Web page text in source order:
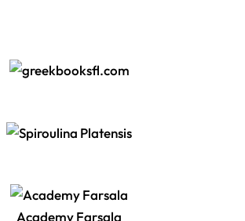
Academy Farsala